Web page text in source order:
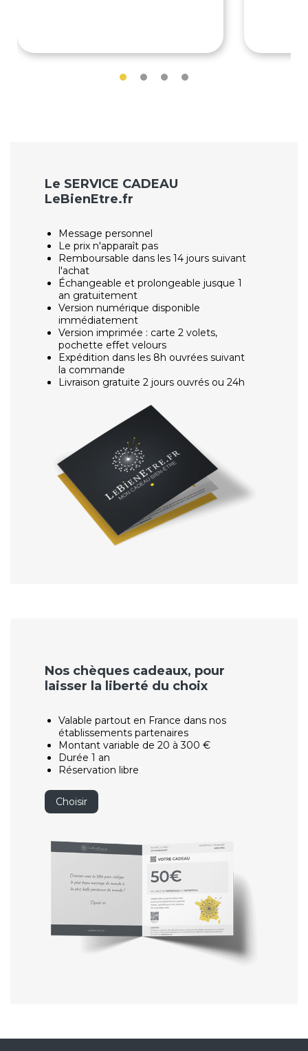
Le SERVICE CADEAU
LeBienEtre.fr
Message personnel
Le prix n'apparaît pas
Remboursable dans les 14 jours suivant
l'achat
Échangeable et prolongeable jusque 1
an gratuitement
Version numérique disponible
immédiatement
Version imprimée : carte 2 volets,
pochette effet velours
Expédition dans les 8h ouvrées suivant
la commande
Livraison gratuite 2 jours ouvrés ou 24h
Nos chèques cadeaux, pour
laisser la liberté du choix
Valable partout en France dans nos
établissements partenaires
Montant variable de 20 à 300 €
Durée 1 an
Réservation libre
Choisir